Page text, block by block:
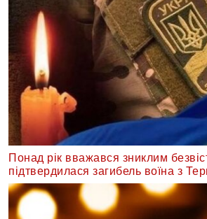
Понад рік вважався зниклим
підтвердилася загибель воїна з